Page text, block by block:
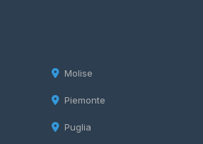
Molise
Piemonte
Puglia